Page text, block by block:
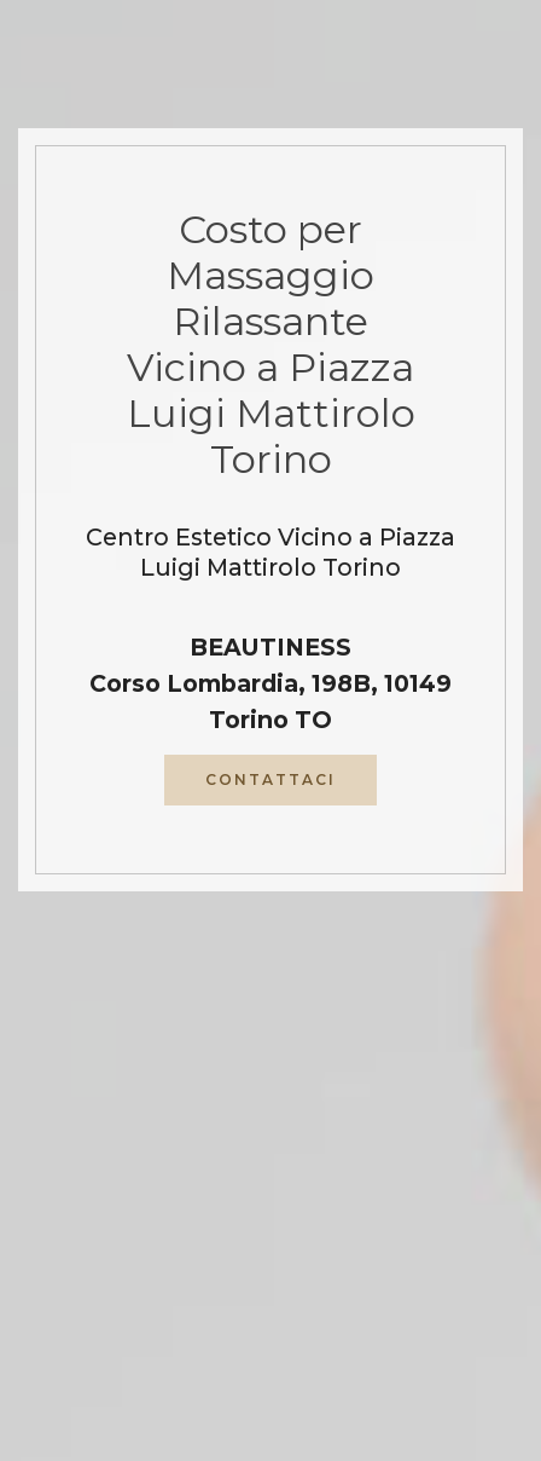
Costo per
Massaggio
Rilassante
Vicino a Piazza
Luigi Mattirolo
Torino
Centro Estetico Vicino a Piazza
Luigi Mattirolo Torino
BEAUTINESS
Corso Lombardia, 198B, 10149
Torino TO
CONTATTACI